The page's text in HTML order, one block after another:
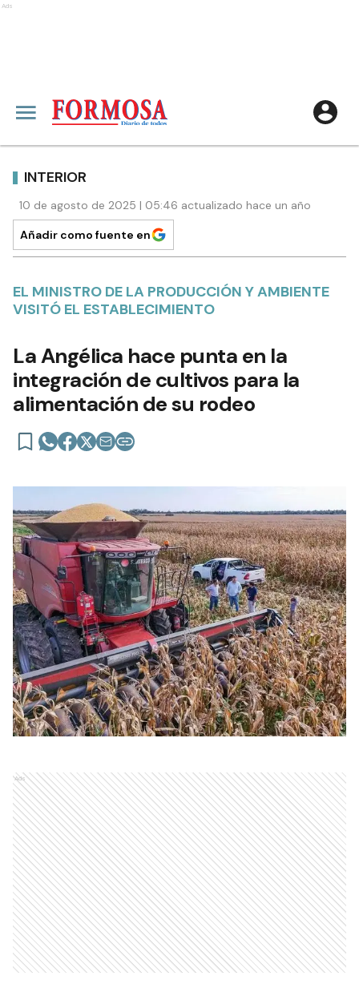
Ads
INTERIOR
10 de agosto de 2025 | 05:46 actualizado hace un año
Añadir como fuente en
EL MINISTRO DE LA PRODUCCIÓN Y AMBIENTE
VISITÓ EL ESTABLECIMIENTO
La Angélica hace punta en la
integración de cultivos para la
alimentación de su rodeo
Ads